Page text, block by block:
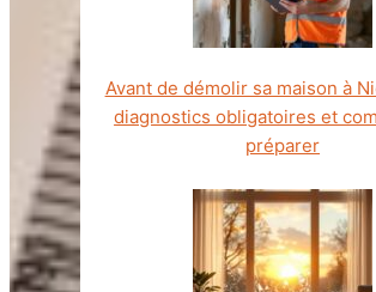
Avant de démolir sa maison à
diagnostics obligatoires et
préparer